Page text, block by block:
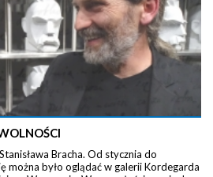
Bracha. Od stycznia do
można było oglądać w galerii Kordegarda